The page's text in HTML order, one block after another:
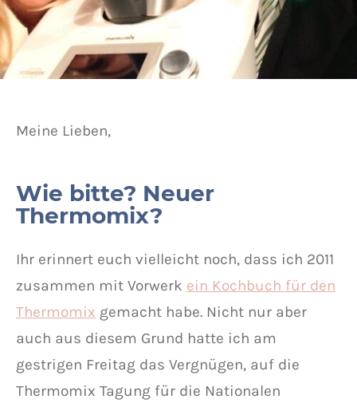
Meine Lieben,
Wie bitte? Neuer
Thermomix?
Ihr erinnert euch vielleicht noch, dass ich 2011
zusammen mit Vorwerk ein Kochbuch für den
Thermomix gemacht habe. Nicht nur aber
auch aus diesem Grund hatte ich am
gestrigen Freitag das Vergnügen, auf die
Thermomix Tagung für die Nationalen